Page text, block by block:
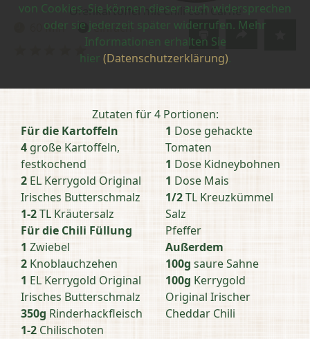
von Cookies. Sie können dieser auch widersprechen
oder sie jederzeit später widerrufen. Mehr
Informationen erhalten Sie
hier (Datenschutzerklärung).
Ofenkartoffel mit Chili con Carne
Zubereitungszeit:
60 Min Schwierigkeit:
einfach
Zutaten für 4 Portionen:
Für die Kartoffeln
4große Kartoffeln,
festkochend
2 EL Kerrygold Original
Irisches Butterschmalz
1-2TL Kräutersalz
Für die Chili Füllung
1 Zwiebel
2 Knoblauchzehen
1 EL Kerrygold Original
Irisches Butterschmalz
350g Rinderhackfleisch
1-2 Chilischoten
1 Dose gehackte
Tomaten
1 Dose Kidneybohnen
1 Dose Mais
1/2TL Kreuzkümmel
Salz
Pfeffer
Außerdem
100g saure Sahne
100g Kerrygold
Original Irischer
Cheddar Chili